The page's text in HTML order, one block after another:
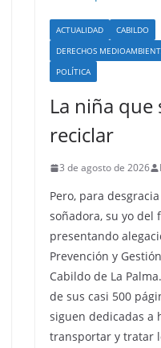
ACTUALIDAD
CABILDO
DERECHOS
POLÍTICA
La niña que
reciclar
3 de agosto de 2026
Pero, para
soñadora, su yo del
presentando
Prevención y
Cabildo de La
de sus casi 500
siguen dedicadas a
transportar y tratar